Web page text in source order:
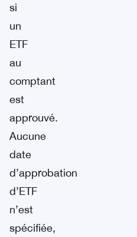
si
un
ETF
au
comptant
est
approuvé.
Aucune
date
d’approbation
d’ETF
n’est
spécifiée,